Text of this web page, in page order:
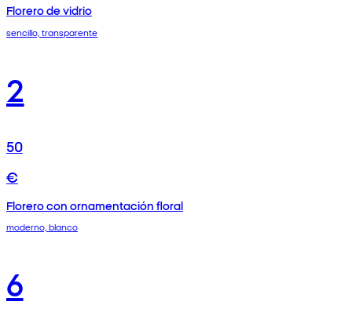
Florero de vidrio
sencillo, transparente
2
50
€
Florero con ornamentación floral
moderno, blanco
6